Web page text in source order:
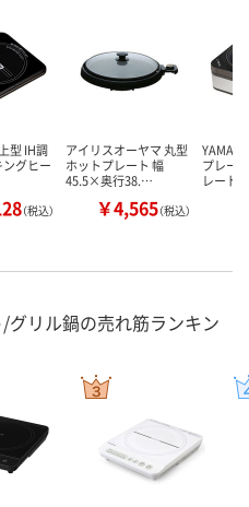
型 IH調
グヒー
（税込）
アイリスオーヤマ 丸型
ホットプレート 幅
45.5×奥行38.…
￥4,565（税込）
プレー
レート
リル鍋の売れ筋ランキン